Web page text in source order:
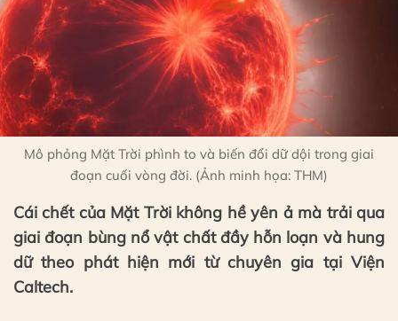
Mô phỏng Mặt Trời phình to và biến đổi dữ dội trong giai
đoạn cuối vòng đời. (Ảnh minh họa: THM)
Cái chết của Mặt Trời không hề yên ả mà trải qua
giai đoạn bùng nổ vật chất đầy hỗn loạn và hung
dữ theo phát hiện mới từ chuyên gia tại Viện
Caltech.